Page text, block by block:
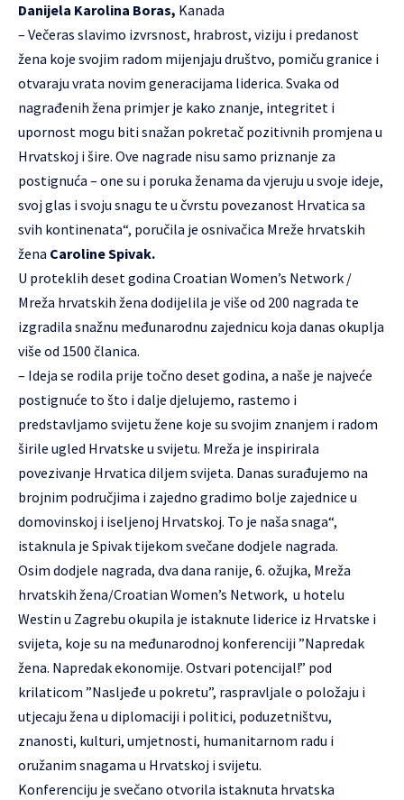
Danijela Karolina Boras, Kanada
– Večeras slavimo izvrsnost, hrabrost, viziju i predanost
žena koje svojim radom mijenjaju društvo, pomiču granice i
otvaraju vrata novim generacijama liderica. Svaka od
nagrađenih žena primjer je kako znanje, integritet i
upornost mogu biti snažan pokretač pozitivnih promjena u
Hrvatskoj i šire. Ove nagrade nisu samo priznanje za
postignuća – one su i poruka ženama da vjeruju u svoje ideje,
svoj glas i svoju snagu te u čvrstu povezanost Hrvatica sa
svih kontinenata“, poručila je osnivačica Mreže hrvatskih
žena Caroline Spivak.
U proteklih deset godina Croatian Women’s Network /
Mreža hrvatskih žena dodijelila je više od 200 nagrada te
izgradila snažnu međunarodnu zajednicu koja danas okuplja
više od 1500 članica.
– Ideja se rodila prije točno deset godina, a naše je najveće
postignuće to što i dalje djelujemo, rastemo i
predstavljamo svijetu žene koje su svojim znanjem i radom
širile ugled Hrvatske u svijetu. Mreža je inspirirala
povezivanje Hrvatica diljem svijeta. Danas surađujemo na
brojnim područjima i zajedno gradimo bolje zajednice u
domovinskoj i iseljenoj Hrvatskoj. To je naša snaga“,
istaknula je Spivak tijekom svečane dodjele nagrada.
Osim dodjele nagrada, dva dana ranije, 6. ožujka, Mreža
hrvatskih žena/Croatian Women’s Network, u hotelu
Westin u Zagrebu okupila je istaknute liderice iz Hrvatske i
svijeta, koje su na međunarodnoj konferenciji ”Napredak
žena. Napredak ekonomije. Ostvari potencijal!” pod
krilaticom ”Nasljeđe u pokretu”, raspravljale o položaju i
utjecaju žena u diplomaciji i politici, poduzetništvu,
znanosti, kulturi, umjetnosti, humanitarnom radu i
oružanim snagama u Hrvatskoj i svijetu.
Konferenciju je svečano otvorila istaknuta hrvatska